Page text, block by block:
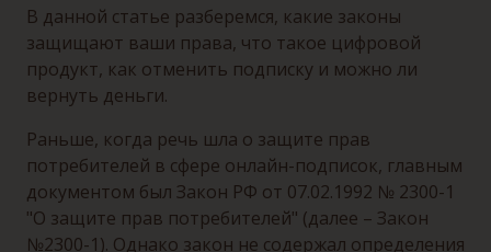
В данной статье разберемся, какие законы
защищают ваши права, что такое цифровой
продукт, как отменить подписку и можно ли
вернуть деньги.
Раньше, когда речь шла о защите прав
потребителей в сфере онлайн-подписок, главным
документом был Закон РФ от 07.02.1992 № 2300-1
"О защите прав потребителей" (далее – Закон
№2300-1). Однако закон не содержал определения